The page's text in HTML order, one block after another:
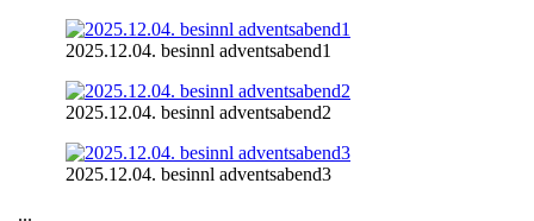
2025.12.04. besinnl adventsabend1
2025.12.04. besinnl adventsabend2
2025.12.04. besinnl adventsabend3
...